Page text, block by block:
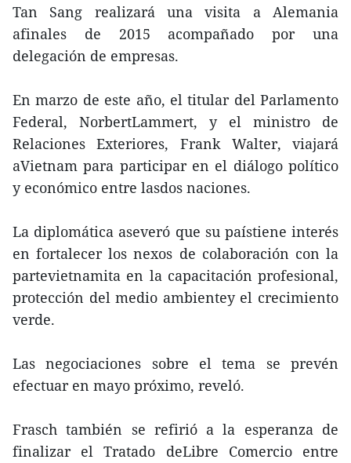
Tan Sang realizará una visita a Alemania
afinales de 2015 acompañado por una
delegación de empresas.
En marzo de este año, el titular del Parlamento
Federal, NorbertLammert, y el ministro de
Relaciones Exteriores, Frank Walter, viajará
aVietnam para participar en el diálogo político
y económico entre lasdos naciones.
La diplomática aseveró que su paístiene interés
en fortalecer los nexos de colaboración con la
partevietnamita en la capacitación profesional,
protección del medio ambientey el crecimiento
verde.
Las negociaciones sobre el tema se prevén
efectuar en mayo próximo, reveló.
Frasch también se refirió a la esperanza de
finalizar el Tratado deLibre Comercio entre